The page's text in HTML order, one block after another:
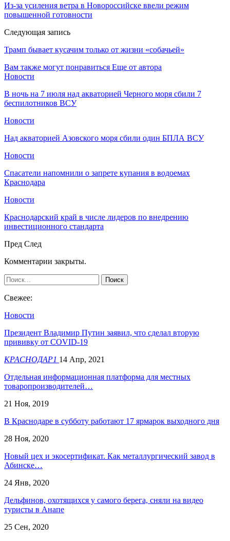
Из-за усиления ветра в Новороссийске ввели режим
повышенной готовности
Следующая запись
Трамп бывает кусачим только от жизни «собачьей»
Вам также могут понравиться Еще от автора
Новости
В ночь на 7 июля над акваторией Черного моря сбили 7
беспилотников ВСУ
Новости
Над акваторией Азовского моря сбили один БПЛА ВСУ
Новости
Спасатели напомнили о запрете купания в водоемах
Краснодара
Новости
Краснодарский край в числе лидеров по внедрению
инвестиционного стандарта
Пред След
Комментарии закрыты.
Свежее:
Новости
Президент Владимир Путин заявил, что сделал вторую
прививку от COVID-19
КРАСНОДАР1 14 Апр, 2021
Отдельная информационная платформа для местных
товаропроизводителей…
21 Ноя, 2019
В Краснодаре в субботу работают 17 ярмарок выходного дня
28 Ноя, 2020
Новый цех и экосертификат. Как металлургический завод в
Абинске…
24 Янв, 2020
Дельфинов, охотящихся у самого берега, сняли на видео
туристы в Анапе
25 Сен, 2020